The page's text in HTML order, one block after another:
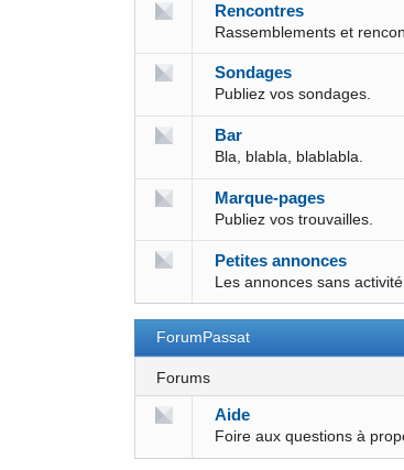
Rencontres
Rassemblements et
Sondages
Publiez vos sondages.
Bar
Bla, blabla, blablabla.
Marque-pages
Publiez vos trouvailles.
Petites annonces
Les annonces sans
ForumPassat
Forums
Aide
Foire aux questions à